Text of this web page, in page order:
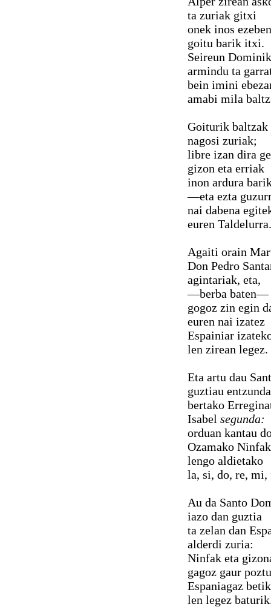
ta zuriak gitxi
onek inos ezeben
goitu barik itxi.
Seireun
armindu ta
bein imini
amabi mila
Goiturik baltzak
nagosi zuriak;
libre izan dira
gizon eta erriak
inon ardura
—eta ezta
nai dabena
euren Taldelurra.
Agaiti orain
Don Pedro
agintariak, eta,
—berba baten—
gogoz zin egin
euren nai izatez
Espainiar
len zirean legez.
Eta artu dau
guztiau entzunda
bertako
Isabel segunda:
orduan kantau
Ozamako Ninfak
lengo aldietako
la, si, do, re, mi,
Au da Santo
iazo dan guztia
ta zelan dan
alderdi zuria:
Ninfak eta
gagoz gaur
Espaniagaz
len legez